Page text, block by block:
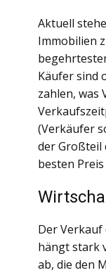
Aktuell
Immobilien
Käufer sind
zahlen, was
(Verkäufer
der Großteil
besten
Der
hängt stark
ab, die den